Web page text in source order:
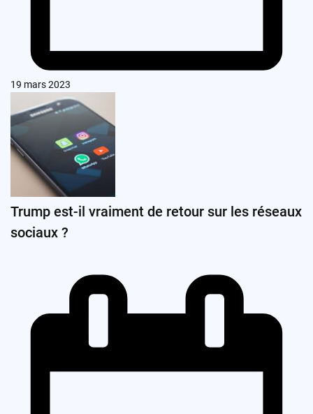
19 mars 2023
Trump est-il vraiment de retour sur les réseaux
sociaux ?